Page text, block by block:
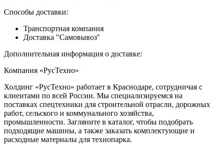
Способы доставки:
Транспортная компания
Доставка "Самовывоз"
Дополнительная информация о доставке:
Компания «РусТехно»
Холдинг «РусТехно» работает в Краснодаре, сотрудничая с
клиентами по всей России. Мы специализируемся на
поставках спецтехники для строительной отрасли, дорожных
работ, сельского и коммунального хозяйства,
промышленности. Загляните в каталог, чтобы подобрать
подходящие машины, а также заказать комплектующие и
расходные материалы для технопарка.